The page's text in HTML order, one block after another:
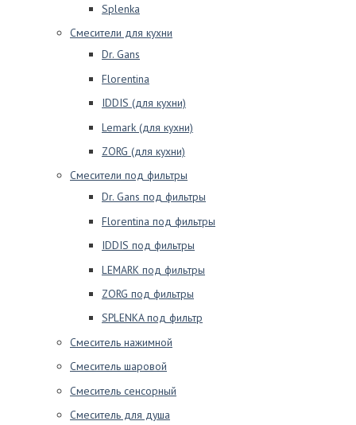
Splenka
Смесители для кухни
Dr. Gans
Florentina
IDDIS (для кухни)
Lemark (для кухни)
ZORG (для кухни)
Смесители под фильтры
Dr. Gans под фильтры
Florentina под фильтры
IDDIS под фильтры
LEMARK под фильтры
ZORG под фильтры
SPLENKA под фильтр
Смеситель нажимной
Смеситель шаровой
Смеситель сенсорный
Смеситель для душа